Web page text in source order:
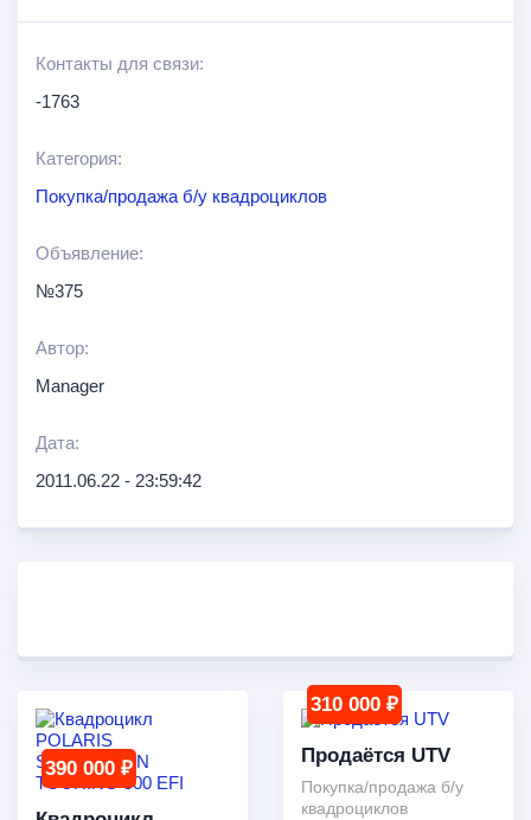
Контакты для связи:
-1763
Категория:
Покупка/продажа б/у квадроциклов
Объявление:
№375
Автор:
Manager
Дата:
2011.06.22 - 23:59:42
390 000 ₽
310 000 ₽
Продаётся UTV
Покупка/продажа б/у
квадроциклов